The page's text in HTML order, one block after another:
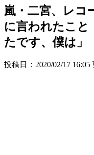
嵐・二宮、レコ
に言われたこと
たです、僕は」
投稿日：2020/02/17 16:05